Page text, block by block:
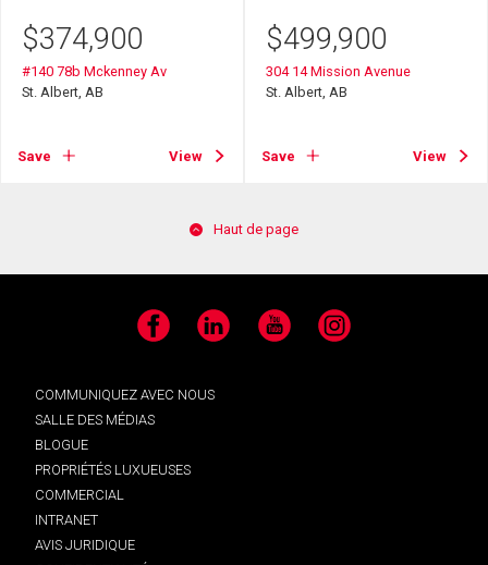
$374,900
#140 78b Mckenney Av
St. Albert, AB
Save View
$499,900
304 14 Mission Avenue
St. Albert, AB
Save View
Haut de page
Facebook LinkedIn YouTube Instagram
COMMUNIQUEZ AVEC NOUS
SALLE DES MÉDIAS
BLOGUE
PROPRIÉTÉS LUXUEUSES
COMMERCIAL
INTRANET
AVIS JURIDIQUE